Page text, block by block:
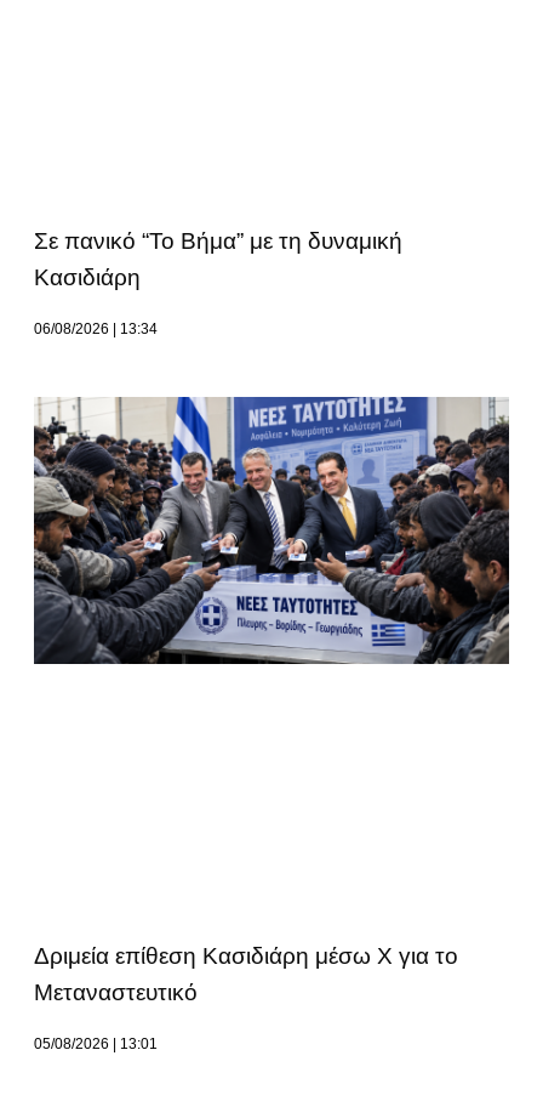
Σε πανικό “Το Βήμα” με τη δυναμική
Κασιδιάρη
06/08/2026 13:34
Δριμεία επίθεση Κασιδιάρη μέσω Χ για το
Μεταναστευτικό
05/08/2026 13:01